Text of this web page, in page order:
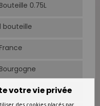
Bouteille 0.75L
bouteille
France
Bourgogne
votre vie privée
des cookies placés par